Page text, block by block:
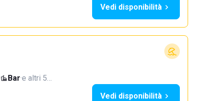
Vedi disponibilità
Bar·e altri 5…
Vedi disponibilità